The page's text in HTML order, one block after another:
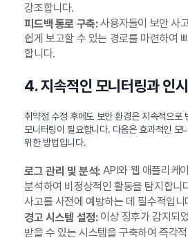
강조합니다.
피드백 통로 구축:사용자들이 보안 사
쉽게 보고할 수 있는 경로를 마련하여
합니다.
4. 지속적인 모니터링과 인
취약점 수정 후에도 보안 환경은 지속적으로
모니터링이 필요합니다. 다음은 효과적인 모
위한 방법입니다.
로그 관리 및 분석:API와 웹 애플리케
분석하여 비정상적인 활동을 탐지합니
사고를 사전에 예방하는 데 필수적입니
경고 시스템 설정:이상 징후가 감지되
받을 수 있는 시스템을 구축하여 즉각